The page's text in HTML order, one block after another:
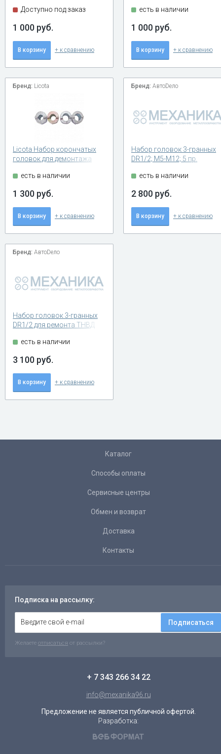
Доступно под заказ
1 000 руб.
В корзину + к сравнению
есть в наличии
1 000 руб.
В корзину + к сравнению
Бренд: Licota
Licota Набор корончатых
головок для демонтажа
есть в наличии
1 300 руб.
В корзину + к сравнению
Бренд: АвтоDело
Набор головок 3-гранных
DR1/2; М5-М12; 5 пр.
есть в наличии
2 800 руб.
В корзину + к сравнению
Бренд: АвтоDело
Набор головок 3-гранных
DR1/2 для ремонта ТНВД
есть в наличии
3 100 руб.
В корзину + к сравнению
Каталог
Способы оплаты
Сервисные центры
Обмен и возврат
Доставка
Контакты
Подписка на рассылку:
Подписаться
Желаете отписаться от рассылки?
+ 7 343 266 34 22
info@mexanika96.ru
Предложение не является публичной офертой.
Разработка: